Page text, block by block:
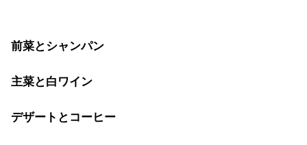
前菜とシャンパン
主菜と白ワイン
デザートとコーヒー